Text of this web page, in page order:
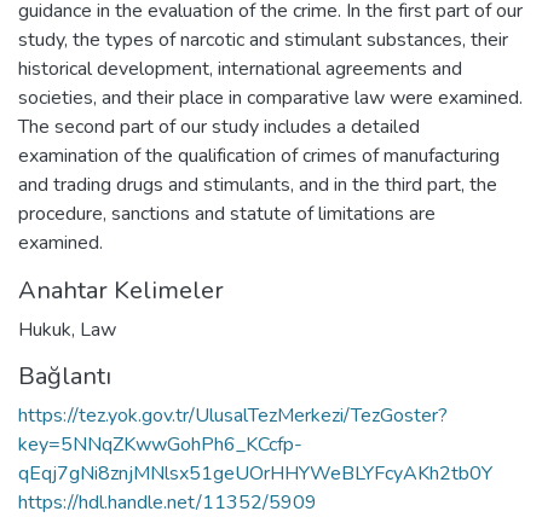
guidance in the evaluation of the crime. In the first part of our
study, the types of narcotic and stimulant substances, their
historical development, international agreements and
societies, and their place in comparative law were examined.
The second part of our study includes a detailed
examination of the qualification of crimes of manufacturing
and trading drugs and stimulants, and in the third part, the
procedure, sanctions and statute of limitations are
examined.
Anahtar Kelimeler
Hukuk, Law
Bağlantı
https://tez.yok.gov.tr/UlusalTezMerkezi/TezGoster?
key=5NNqZKwwGohPh6_KCcfp-
qEqj7gNi8znjMNlsx51geUOrHHYWeBLYFcyAKh2tb0Y
https://hdl.handle.net/11352/5909